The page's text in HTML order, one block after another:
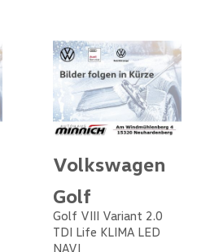
Volkswagen
Golf
Golf VIII Variant 2.0
TDI Life KLIMA LED
NAVI